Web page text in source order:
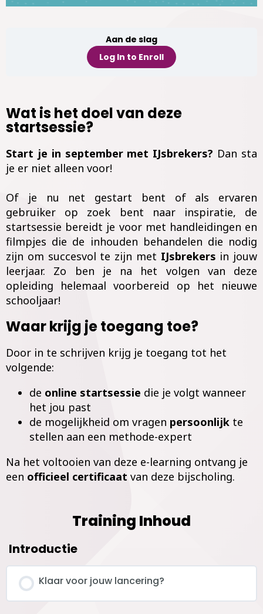
Aan de slag
Log In to Enroll
Wat is het doel van deze
startsessie?
Start je in september met IJsbrekers? Dan sta
je er niet alleen voor!
Of je nu net gestart bent of als ervaren
gebruiker op zoek bent naar inspiratie, de
startsessie bereidt je voor met handleidingen en
filmpjes die de inhouden behandelen die nodig
zijn om succesvol te zijn met IJsbrekers in jouw
leerjaar. Zo ben je na het volgen van deze
opleiding helemaal voorbereid op het nieuwe
schooljaar!
Waar krijg je toegang toe?
Door in te schrijven krijg je toegang tot het
volgende:
de online startsessie die je volgt wanneer
het jou past
de mogelijkheid om vragen persoonlijk te
stellen aan een methode-expert
Na het voltooien van deze e-learning ontvang je
een officieel certificaat van deze bijscholing.
Training Inhoud
Introductie
Klaar voor jouw lancering?